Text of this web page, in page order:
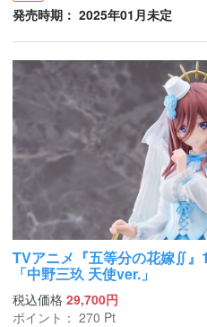
発売時期： 2025年01月未定
TVアニメ『五等分の花嫁∬』
「中野三玖 天使ver.」
税込価格 29,700円
ポイント： 270 Pt